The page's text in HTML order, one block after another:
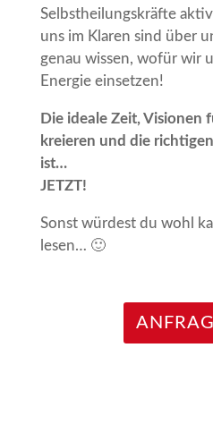
Selbstheilungskräfte
uns im Klaren sind über
genau wissen, wofür wir
Energie einsetzen!
Die ideale Zeit, Visionen
kreieren und die
ist…
J ETZT!
Sonst würdest du wohl
lesen… 🙂